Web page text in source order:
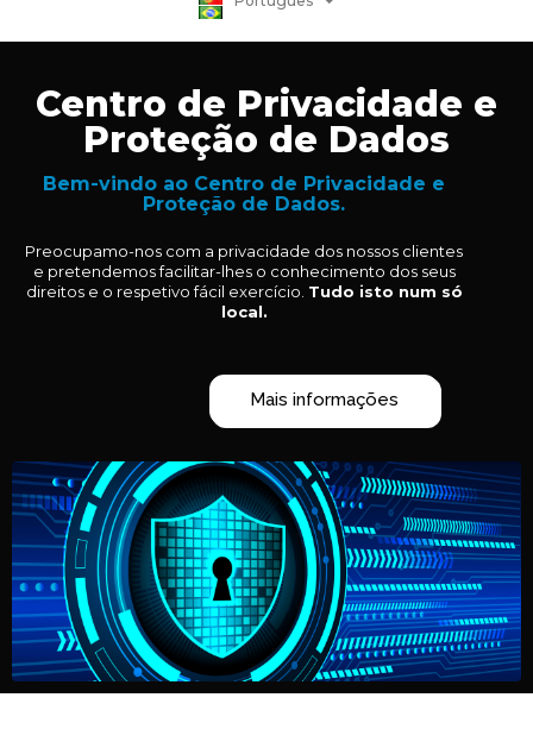
Centro de Privacidade e
Proteção de Dados
Bem-vindo ao Centro de Privacidade e
Proteção de Dados.
Preocupamo-nos com a privacidade dos nossos clientes
e pretendemos facilitar-lhes o conhecimento dos seus
direitos e o respetivo fácil exercício. Tudo isto num só
local.
Mais informações